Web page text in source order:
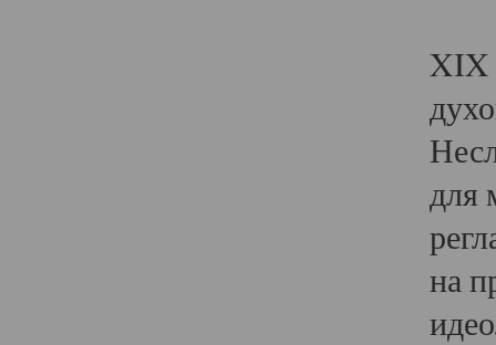
XIX
для
на